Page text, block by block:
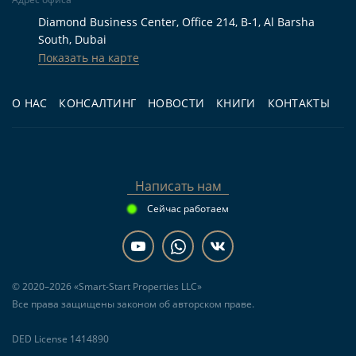
готовая квартира с 1 спальней, балконом,
террасой, парковкой и доступом к бассейну.
Для инвестиций:
объект по реальному состоянию,
которым важна ликвидность готового лота в
сформированном жилом комплексе и
Частые вопросы
О НАС КОНСАЛТИНГ НОВОСТИ КНИГИ КОНТАКТЫ
Diamond Business Center, Office 214, B-1, Al Barsha
South, Dubai
Показать на карте
Написать нам
Сейчас работаем
© 2020–2026 «Smart-Start Properties LLC»
Все права защищены законом об авторском праве.
DED License 1414890